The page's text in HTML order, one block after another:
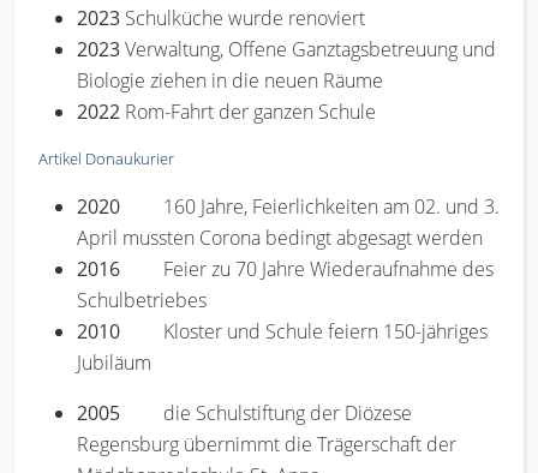
2023 Schulküche wurde renoviert
2023Verwaltung, Offene Ganztagsbetreuung und
Biologie ziehen in die neuen Räume
2022 Rom-Fahrt der ganzen Schule
Artikel Donaukurier
2020
160 Jahre, Feierlichkeiten am 02. und 3.
April mussten Corona bedingt abgesagt werden
2016 Feier zu 70 Jahre Wiederaufnahme des
Schulbetriebes
2010 Kloster und Schule feiern 150-jähriges
Jubiläum
2005 die Schulstiftung der Diözese
Regensburg übernimmt die Trägerschaft der